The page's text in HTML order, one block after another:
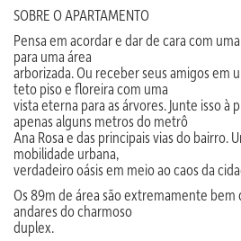
SOBRE O APARTAMENTO
Pensa em acordar e dar de cara com
para uma área
arborizada. Ou receber seus amigos em
teto piso e floreira com uma
vista eterna para as árvores. Junte isso à
apenas alguns metros do metrô
Ana Rosa e das principais vias do bairro.
mobilidade urbana,
verdadeiro oásis em meio ao caos da
Os 89m de área são extremamente
andares do charmoso
duplex.